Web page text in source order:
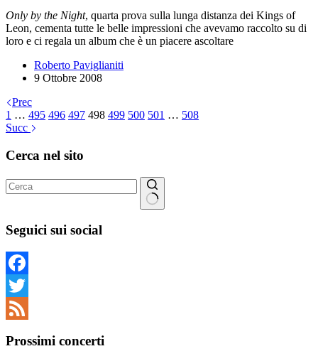
Only by the Night, quarta prova sulla lunga distanza dei Kings of
Leon, cementa tutte le belle impressioni che avevamo raccolto su di
loro e ci regala un album che è un piacere ascoltare
Roberto Paviglianiti
9 Ottobre 2008
Prec
1 … 495 496 497 498 499 500 501 … 508
Succ
Cerca nel sito
risultato
Seguici sui social
Facebook
Twitter
Prossimi concerti